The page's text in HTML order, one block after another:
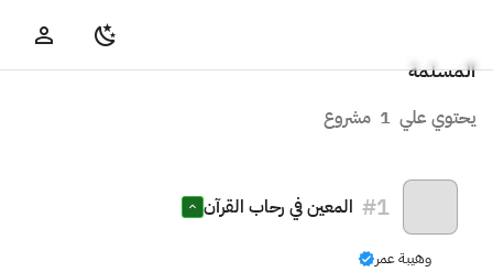
المسلمة
يحتوي علي 1 مشروع
#1 المعين في رحاب القرآن
وهيبة عمر